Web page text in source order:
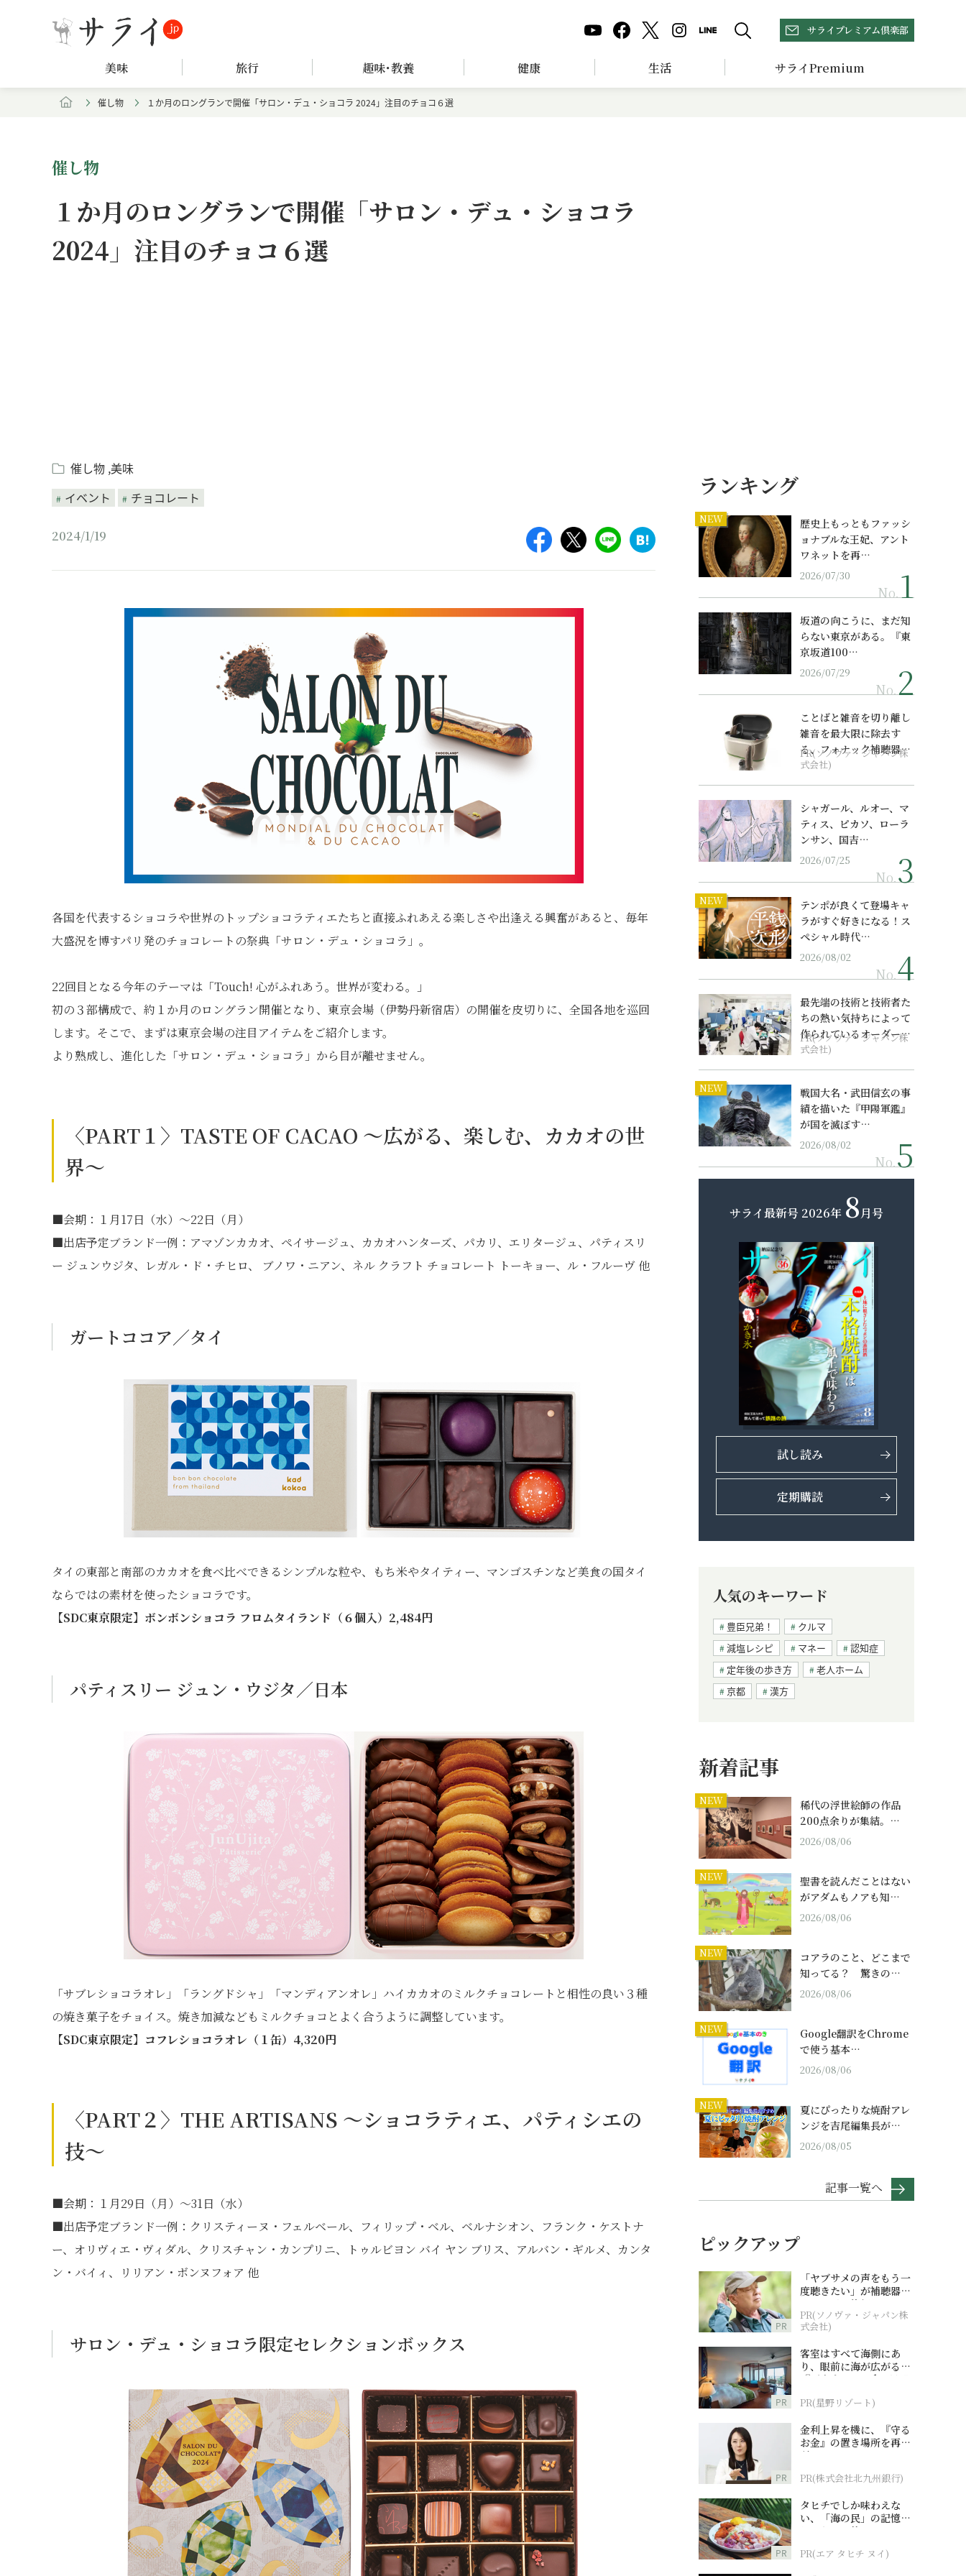
サライプレミアム倶楽部
美味 旅行 趣味･教養 健康 生活 サライPremium
催し物 １か月のロングランで開催「サロン・デュ・ショコラ 2024」注目のチョコ６選
催し物
１か月のロングランで開催「サロン・デュ・ショコラ
2024」注目のチョコ６選
催し物 美味
イベント
チョコレート
2024/1/19
各国を代表するショコラや世界のトップショコラティエたちと直接ふれあえる楽しさや出逢える興奮があると、毎年
大盛況を博すパリ発のチョコレートの祭典「サロン・デュ・ショコラ」。
22回目となる今年のテーマは「Touch! 心がふれあう。世界が変わる。」
初の３部構成で、約１か月のロングラン開催となり、東京会場（伊勢丹新宿店）の開催を皮切りに、全国各地を巡回
します。そこで、まずは東京会場の注目アイテムをご紹介します。
より熟成し、進化した「サロン・デュ・ショコラ」から目が離せません。
〈PART１〉TASTE OF CACAO ～広がる、楽しむ、カカオの世
界～
■会期：１月17日（水）～22日（月）
■出店予定ブランド一例：アマゾンカカオ、ペイサージュ、カカオハンターズ、パカリ、エリタージュ、パティスリ
ー ジュンウジタ、レガル・ド・チヒロ、 ブノワ・ニアン、ネル クラフト チョコレート トーキョー、ル・フルーヴ 他
ガートココア／タイ
タイの東部と南部のカカオを食べ比べできるシンプルな粒や、もち米やタイティー、マンゴスチンなど美食の国タイ
ならではの素材を使ったショコラです。
【SDC東京限定】ボンボンショコラ フロムタイランド（６個入）2,484円
パティスリー ジュン・ウジタ／日本
「サブレショコラオレ」「ラングドシャ」「マンディアンオレ」ハイカカオのミルクチョコレートと相性の良い３種
の焼き菓子をチョイス。焼き加減などもミルクチョコとよく合うように調整しています。
【SDC東京限定】コフレショコラオレ（１缶）4,320円
〈PART２〉THE ARTISANS ～ショコラティエ、パティシエの
技～
■会期：１月29日（月）～31日（水）
■出店予定ブランド一例：クリスティーヌ・フェルベール、フィリップ・ベル、ベルナシオン、フランク・ケストナ
ー、オリヴィエ・ヴィダル、クリスチャン・カンプリニ、トゥルビヨン バイ ヤン ブリス、アルバン・ギルメ、カンタ
ン・バイィ、リリアン・ボンヌフォア 他
サロン・デュ・ショコラ限定セレクションボックス
ランキング
NEW
歴史上もっともファッシ
ョナブルな王妃、アント
ワネットを再…
2026/07/30
No.
坂道の向こうに、まだ知
らない東京がある。『東
京坂道100…
2026/07/29
No.
ことばと雑音を切り離し
雑音を最大限に除去す
る、フォナック補聴器の
最上位モデル
PR(ソノヴァ・ジャパン株
式会社)
シャガール、ルオー、マ
ティス、ピカソ、ローラ
ンサン、国吉…
2026/07/25
No.
NEW
テンポが良くて登場キャ
ラがすぐ好きになる！ス
ペシャル時代…
2026/08/02
No.
最先端の技術と技術者た
ちの熱い気持ちによって
作られているオーダーメ
イド補聴器
PR(ソノヴァ・ジャパン株
式会社)
NEW
戦国大名・武田信玄の事
績を描いた『甲陽軍鑑』
が国を滅ぼす…
2026/08/02
No.
サライ最新号 2026年 8月号
試し読み
定期購読
人気のキーワード
豊臣兄弟！
クルマ
減塩レシピ
マネー
認知症
定年後の歩き方
老人ホーム
京都
漢方
新着記事
NEW
稀代の浮世絵師の作品
200点余りが集結。…
2026/08/06
NEW
聖書を読んだことはない
がアダムもノアも知…
2026/08/06
NEW
コアラのこと、どこまで
知ってる？ 驚きの…
2026/08/06
NEW
Google翻訳をChrome
で使う基本…
2026/08/06
NEW
夏にぴったりな焼酎アレ
ンジを吉尾編集長が…
2026/08/05
記事一覧へ
ピックアップ
PR
「ヤブサメの声をもう一
度聴きたい」が補聴器チ
ャレンジの後押しに
PR(ソノヴァ・ジャパン株
式会社)
PR
客室はすべて海側にあ
り、眼前に海が広がる
『西表島ホテル by 星野
PR(星野リゾート)
PR
金利上昇を機に、『守る
お金』の置き場所を再検
討
PR(株式会社北九州銀行)
PR
タヒチでしか味わえな
い、「海の民」の記憶へ
とつながる旅
PR(エア タヒチ ヌイ)